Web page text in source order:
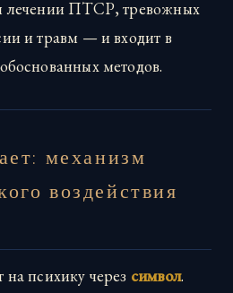
лечении ПТСР, тревожных
и травм — и входит в
методов.
механизм
воздействия
на психику через символ.